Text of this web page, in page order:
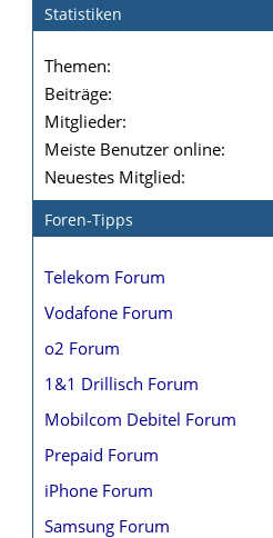
Statistiken
Themen
Beiträge
Mitglieder
Meiste Benutzer online
Neuestes Mitglied
Foren-Tipps
Telekom Forum
Vodafone Forum
o2 Forum
1&1 Drillisch Forum
Mobilcom Debitel Forum
Prepaid Forum
iPhone Forum
Samsung Forum